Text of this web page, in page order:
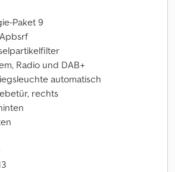
Paket 9
Radio und DAB+
automatisch
rechts